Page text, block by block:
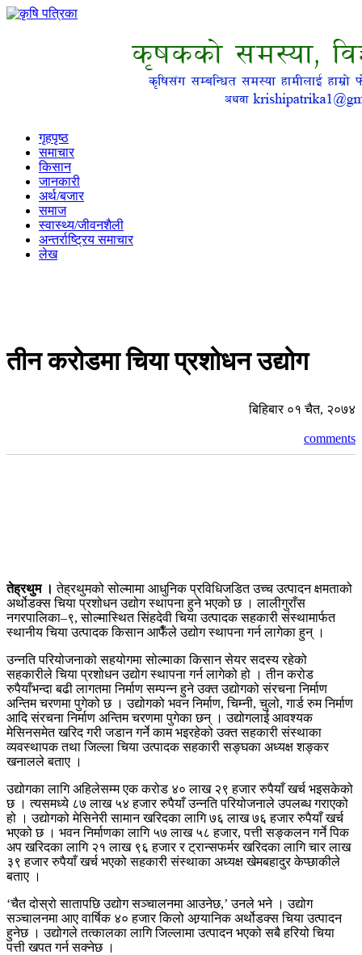
गृहपृष्ठ
समाचार
किसान
जानकारी
अर्थ/बजार
समाज
स्वास्थ्य/जीवनशैली
अन्तर्राष्ट्रिय समाचार
लेख
तीन करोडमा चिया प्रशोधन उद्योग
बिहिबार ०१ चैत, २०७४
comments
तेह्रथुम । तेह्रथुमको सोल्मामा आधुनिक प्रविधिजडित उच्च उत्पादन क्षमताको
अर्थोडक्स चिया प्रशोधन उद्योग स्थापना हुने भएको छ । लालीगुराँस
नगरपालिका–९, सोल्मास्थित सिंहदेवी चिया उत्पादक सहकारी संस्थामार्फत
स्थानीय चिया उत्पादक किसान आफैँले उद्योग स्थापना गर्न लागेका हुन् ।
उन्नति परियोजनाको सहयोगमा सोल्माका किसान सेयर सदस्य रहेको
सहकारीले चिया प्रशोधन उद्योग स्थापना गर्न लागेको हो । तीन करोड
रुपैयाँभन्दा बढी लागतमा निर्माण सम्पन्न हुने उक्त उद्योगको संरचना निर्माण
अन्तिम चरणमा पुगेको छ । उद्योगको भवन निर्माण, चिम्नी, चुलो, गार्ड रुम निर्माण
आदि संरचना निर्माण अन्तिम चरणमा पुगेका छन् । उद्योगलाई आवश्यक
मेसिनसमेत खरिद गरी जडान गर्ने काम भइरहेको उक्त सहकारी संस्थाका
व्यवस्थापक तथा जिल्ला चिया उत्पादक सहकारी सङ्घका अध्यक्ष शङ्कर
खनालले बताए ।
उद्योगका लागि अहिलेसम्म एक करोड ४० लाख २९ हजार रुपैयाँ खर्च भइसकेको
छ । त्यसमध्ये ८७ लाख ५४ हजार रुपैयाँ उन्नति परियोजनाले उपलब्ध गराएको
हो । उद्योगको मेसिनेरी सामान खरिदका लागि ७६ लाख ७६ हजार रुपैयाँ खर्च
भएको छ । भवन निर्माणका लागि ५७ लाख ५८ हजार, पत्ती सङ्कलन गर्ने पिक
अप खरिदका लागि २१ लाख ९६ हजार र ट्रान्सफर्मर खरिदका लागि चार लाख
३९ हजार रुपैयाँ खर्च भएको सहकारी संस्थाका अध्यक्ष खेमबहादुर केप्छाकीले
बताए ।
‘चैत दोस्रो सातापछि उद्योग सञ्चालनमा आउनेछ,’ उनले भने । उद्योग
सञ्चालनमा आए वार्षिक ४० हजार किलो अग्र्यानिक अर्थोडक्स चिया उत्पादन
हुनेछ । उद्योगले तत्कालका लागि जिल्लामा उत्पादन भएको सबै हरियो चिया
पत्ती खपत गर्न सक्नेछ ।